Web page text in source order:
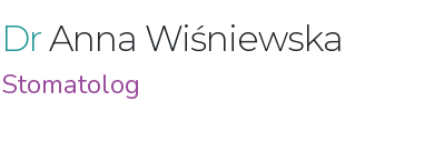
DrAnna Wiśniewska
Stomatolog